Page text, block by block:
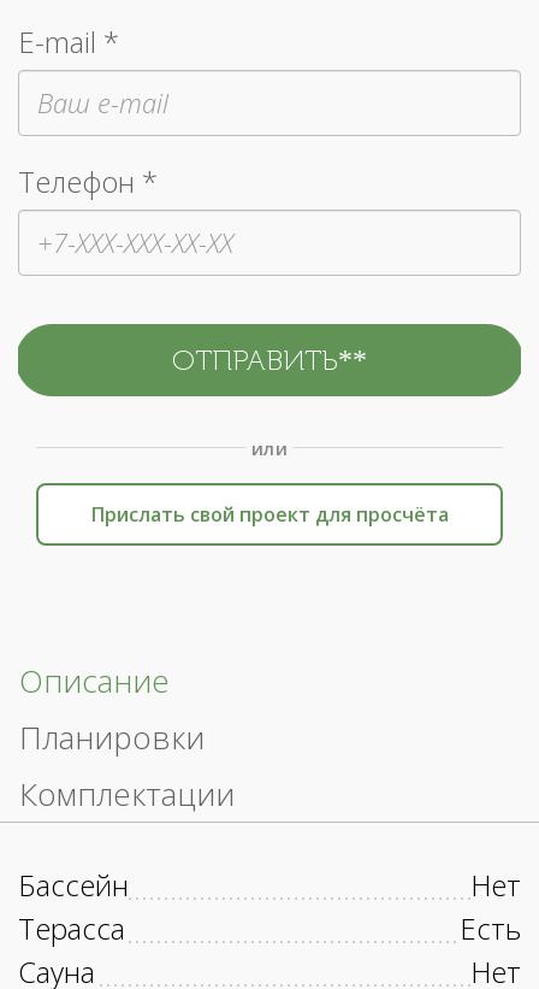
E-mail *
Телефон *
или
Прислать свой проект для просчёта
Описание
Планировки
Комплектации
Бассейн
Нет
Терасса
Есть
Сауна
Нет